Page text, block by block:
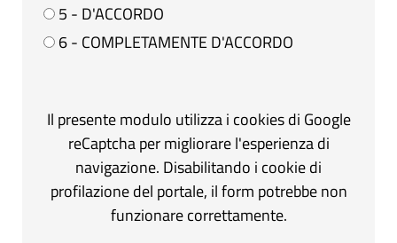
5 - D'ACCORDO
6 - COMPLETAMENTE D'ACCORDO
Il presente modulo utilizza i cookies di Google
reCaptcha per migliorare l'esperienza di
navigazione. Disabilitando i cookie di
profilazione del portale, il form potrebbe non
funzionare correttamente.